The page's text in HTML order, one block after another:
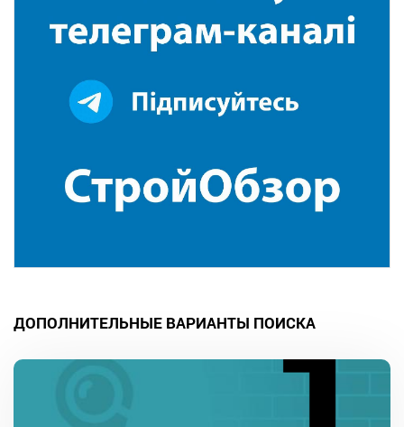
ДОПОЛНИТЕЛЬНЫЕ ВАРИАНТЫ ПОИСКА